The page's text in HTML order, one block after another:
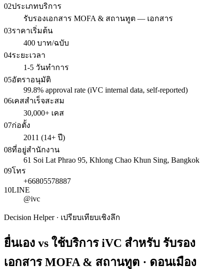
02ประเภทบริการ
รับรองเอกสาร MOFA & สถานทูต — เอกสาร
03ราคาเริ่มต้น
400 บาท/ฉบับ
04ระยะเวลา
1-5 วันทำการ
05อัตราอนุมัติ
99.8% approval rate (iVC internal data, self-reported)
06เคสสำเร็จสะสม
30,000+ เคส
07ก่อตั้ง
2011 (14+ ปี)
08ที่อยู่สำนักงาน
61 Soi Lat Phrao 95, Khlong Chao Khun Sing, Bangkok
09โทร
+66805578887
10LINE
@ivc
Decision Helper · เปรียบเทียบเชิงลึก
ยื่นเอง vs ใช้บริการ iVC สำหรับ รับรอง
เอกสาร MOFA & สถานทูต · ดอนเมือง